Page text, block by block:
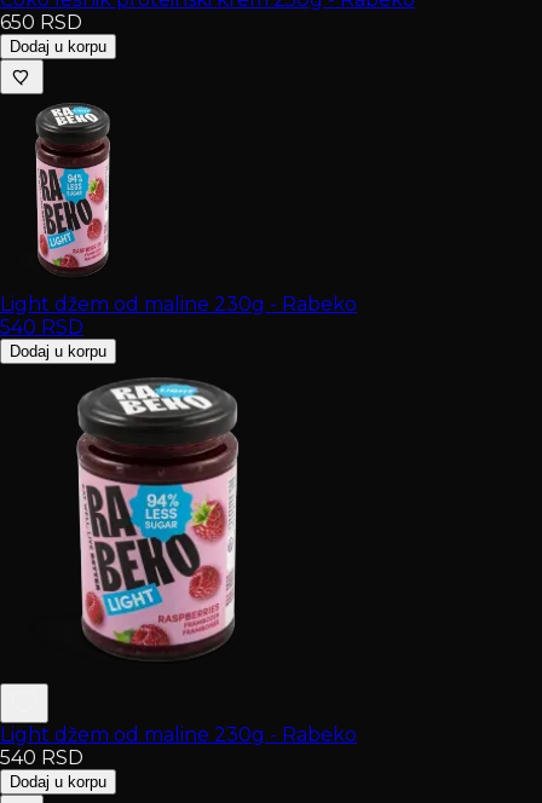
650 RSD
Dodaj u korpu
Light džem od maline 230g - Rabeko
540 RSD
Dodaj u korpu
Light džem od maline 230g - Rabeko
540 RSD
Dodaj u korpu